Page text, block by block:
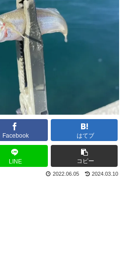
Facebook はてブ
LINE コピー
2024.03.10
2022.06.05